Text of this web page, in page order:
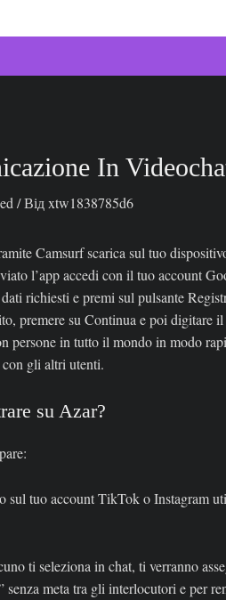
In
/ Відxtw1838785d6
Camsurf scarica sul tuo
l’app accedi con il tuo account
richiesti e premi sul pulsante
premere su Continua e poi digitare
persone in tutto il mondo in modo
gli altri utenti.
su Azar?
sul tuo account TikTok o Instagram
ti seleziona in chat, ti verranno
senza meta tra gli interlocutori e per